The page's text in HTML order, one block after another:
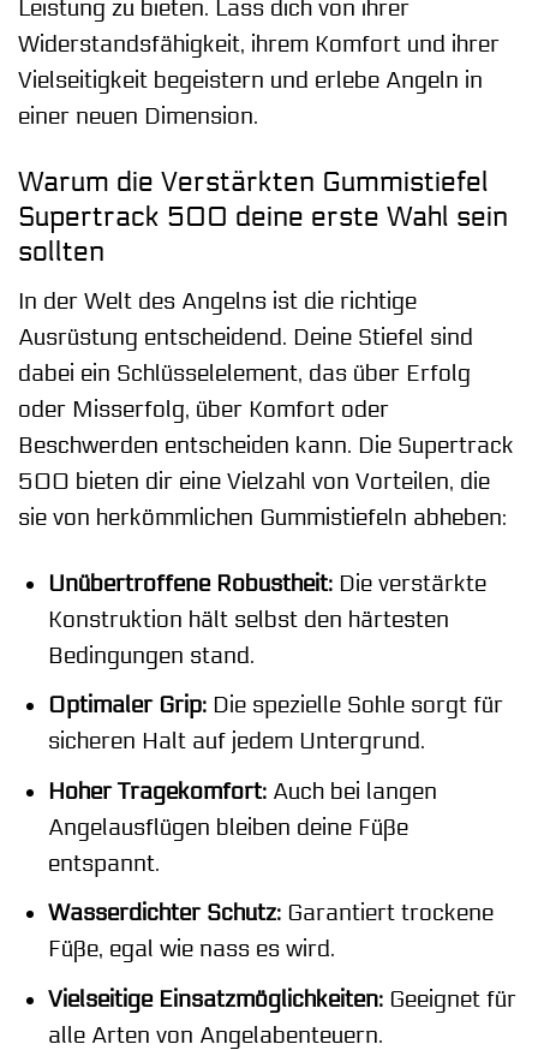
Leistung zu bieten. Lass dich von ihrer
Widerstandsfähigkeit, ihrem Komfort und ihrer
Vielseitigkeit begeistern und erlebe Angeln in
einer neuen Dimension.
Warum die Verstärkten Gummistiefel
Supertrack 500 deine erste Wahl sein
sollten
In der Welt des Angelns ist die richtige
Ausrüstung entscheidend. Deine Stiefel sind
dabei ein Schlüsselelement, das über Erfolg
oder Misserfolg, über Komfort oder
Beschwerden entscheiden kann. Die Supertrack
500 bieten dir eine Vielzahl von Vorteilen, die
sie von herkömmlichen Gummistiefeln abheben:
Unübertroffene Robustheit:Die verstärkte
Konstruktion hält selbst den härtesten
Bedingungen stand.
Optimaler Grip:Die spezielle Sohle sorgt für
sicheren Halt auf jedem Untergrund.
Hoher Tragekomfort:Auch bei langen
Angelausflügen bleiben deine Füße
entspannt.
Wasserdichter Schutz:Garantiert trockene
Füße, egal wie nass es wird.
Vielseitige Einsatzmöglichkeiten:Geeignet für
alle Arten von Angelabenteuern.